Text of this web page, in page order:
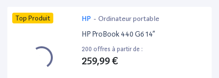
Top Produit HP - Ordinateur portable
HP ProBook 440 G6 14”
200 offres à partir de :
259,99 €